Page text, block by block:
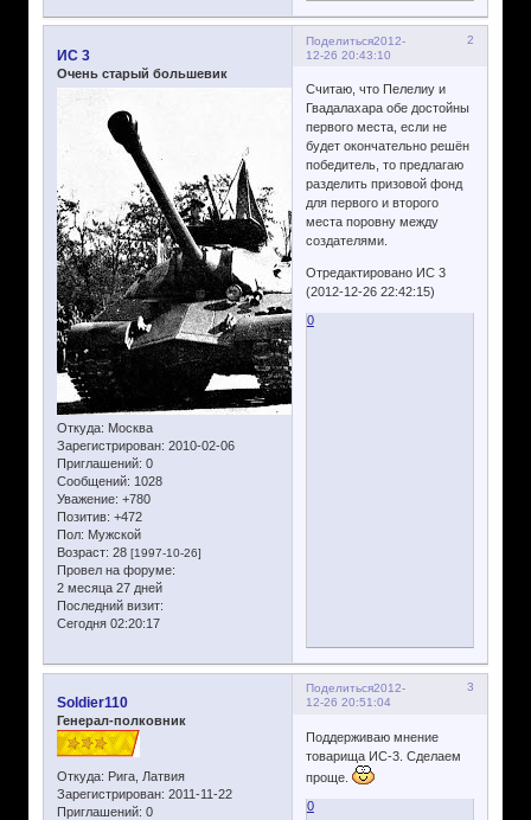
Поделиться 2
2012-
12-26 20:43:10
ИС 3
Очень старый большевик
Откуда: Москва
Зарегистрирован: 2010-02-06
Приглашений: 0
Сообщений: 1028
Уважение: +780
Позитив: +472
Пол: Мужской
Возраст: 28 [1997-10-26]
Провел на форуме:
2 месяца 27 дней
Последний визит:
Сегодня 02:20:17
Считаю, что Пелелиу и
Гвадалахара обе достойны
первого места, если не
будет окончательно решён
победитель, то предлагаю
разделить призовой фонд
для первого и второго
места поровну между
создателями.
Отредактировано ИС 3
(2012-12-26 22:42:15)
0
Поделиться 3
2012-
12-26 20:51:04
Soldier110
Генерал-полковник
Откуда: Рига, Латвия
Зарегистрирован: 2011-11-22
Приглашений: 0
Поддерживаю мнение
товарища ИС-3. Сделаем
проще.
0